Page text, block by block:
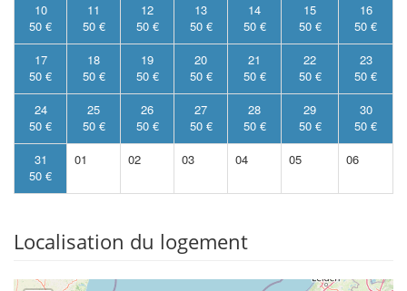
10
50 €
11
50 €
12
50 €
13
50 €
14
50 €
15
50 €
16
50 €
17
50 €
18
50 €
19
50 €
20
50 €
21
50 €
22
50 €
23
50 €
24
50 €
25
50 €
26
50 €
27
50 €
28
50 €
29
50 €
30
50 €
31
50 €
01 02 03 04 05 06
Localisation du logement